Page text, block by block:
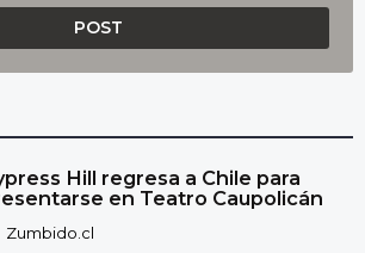
Hill regresa a Chile para
en Teatro Caupolicán
Zumbido.cl